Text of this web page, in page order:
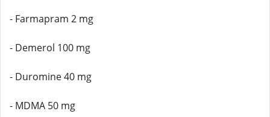
- Farmapram 2 mg
- Demerol 100 mg
- Duromine 40 mg
- MDMA 50 mg